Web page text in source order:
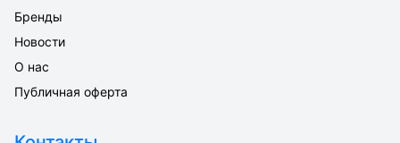
Бренды
Новости
О нас
Публичная оферта